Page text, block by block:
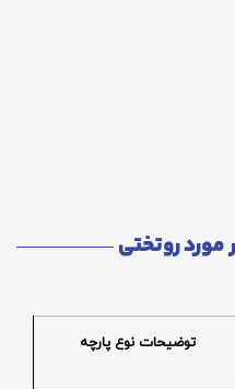
مورد روتختی
توضیحات نوع پارچه